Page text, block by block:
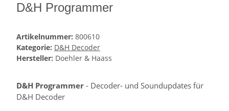
D&H Programmer
Artikelnummer: 800610
Kategorie: D&H Decoder
Hersteller: Doehler & Haass
D&H Programmer - Decoder- und Soundupdates für
D&H Decoder